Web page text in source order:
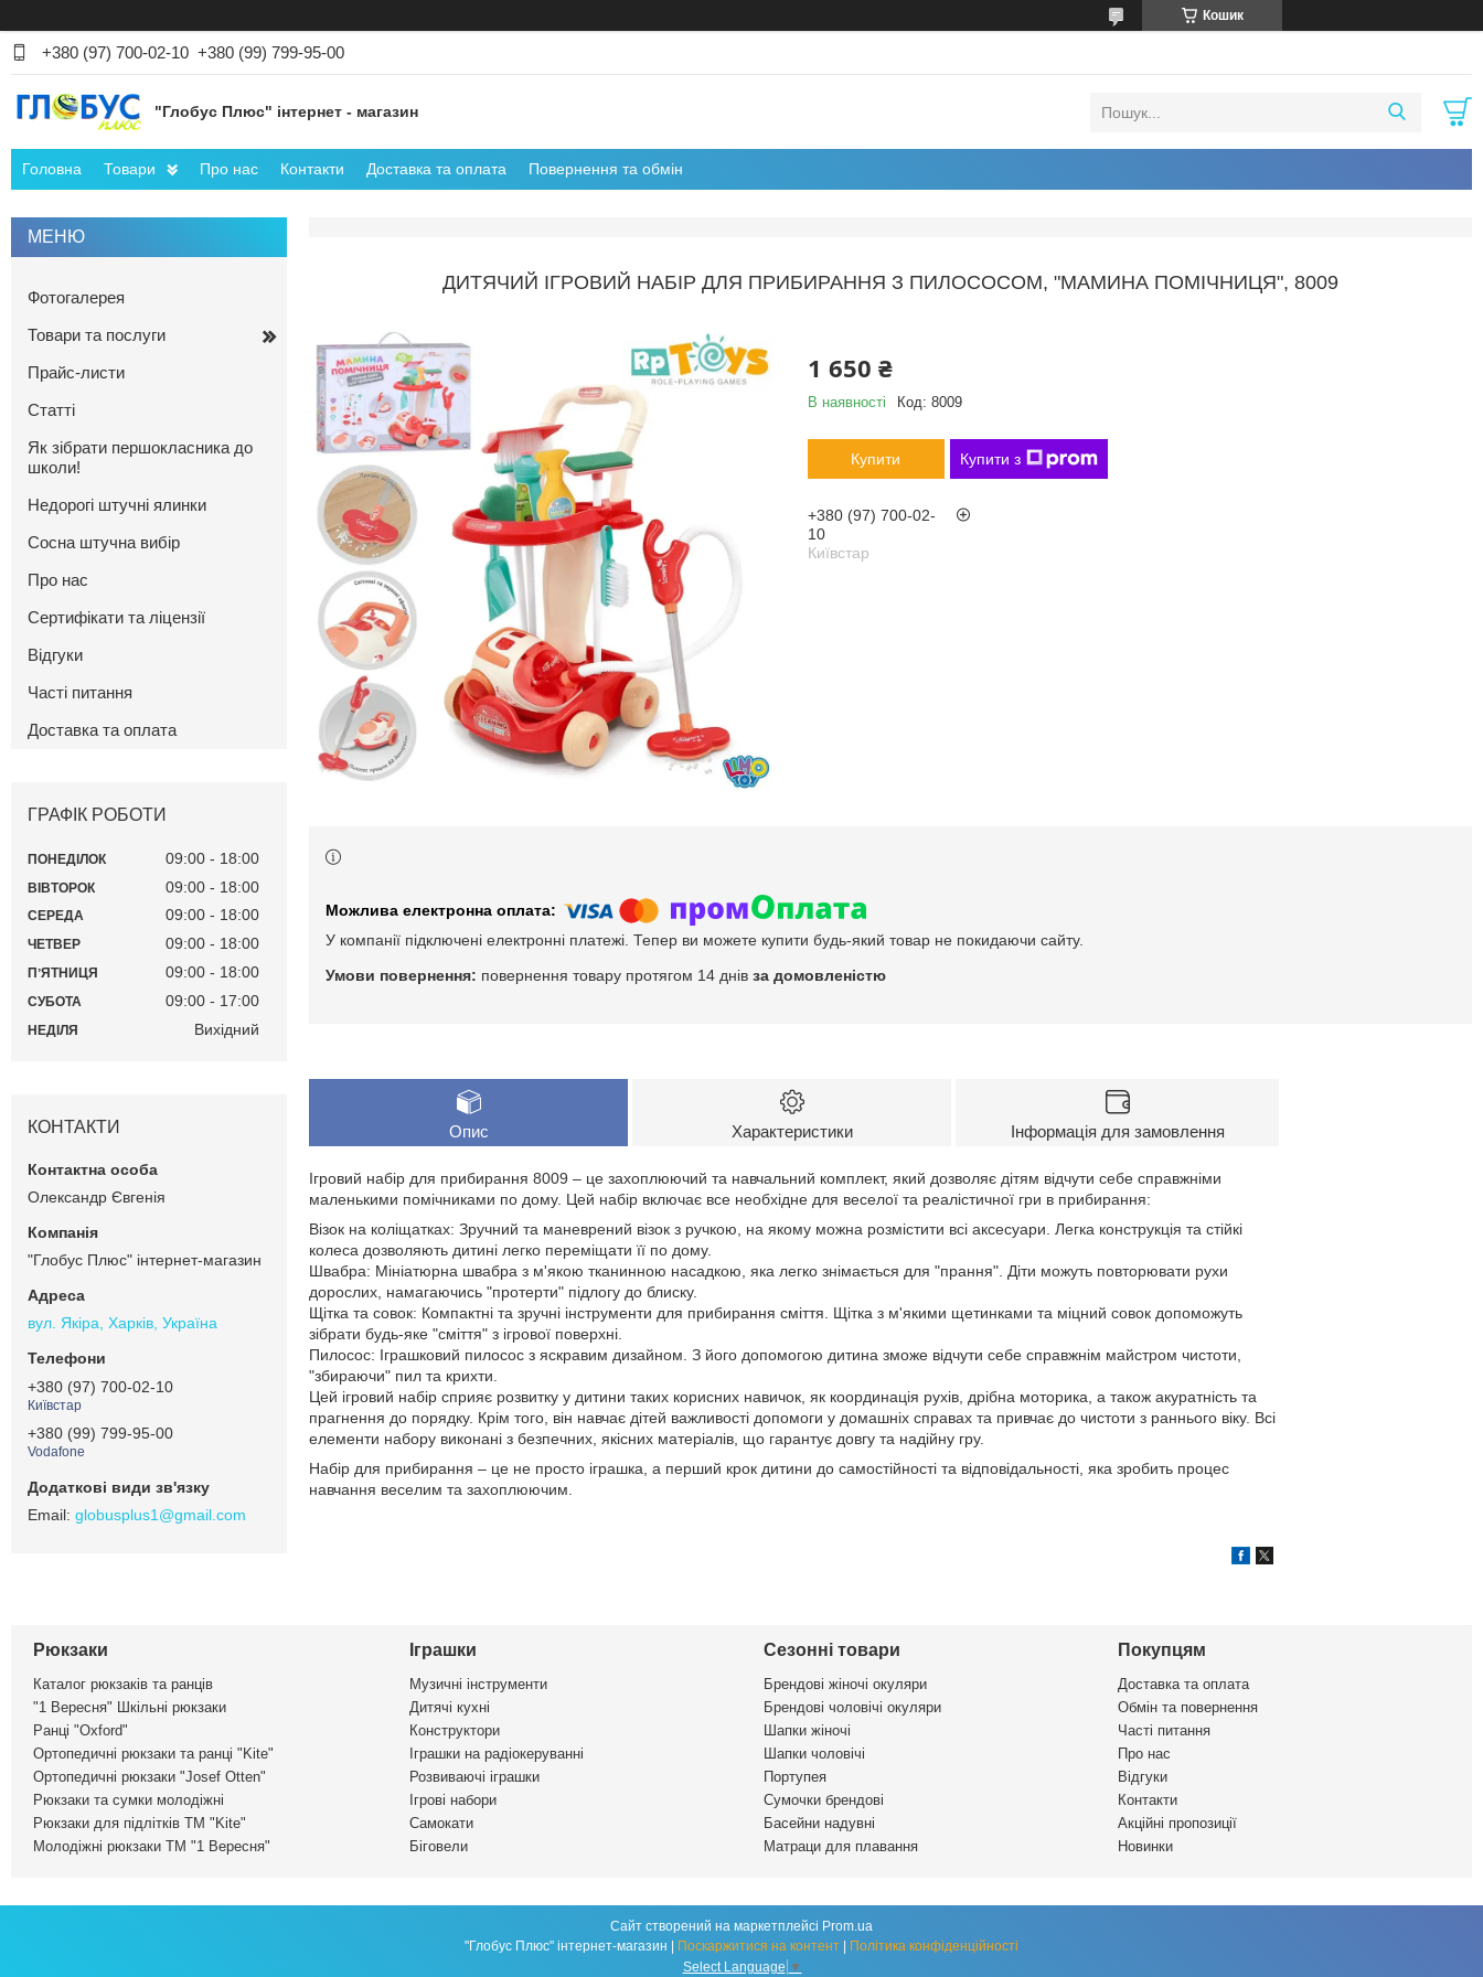
Кошик
+380 (97) 700-02-10 +380 (99) 799-95-00
"Глобус Плюс" інтернет - магазин
Головна Товари Про нас Контакти Доставка та оплата Повернення та обмін
ДИТЯЧИЙ ІГРОВИЙ НАБІР ДЛЯ ПРИБИРАННЯ З ПИЛОСОСОМ, "МАМИНА ПОМІЧНИЦЯ", 8009
1 650 ₴
В наявності Код: 8009
Купити Купити з
+380 (97) 700-02-
10
Київстар
У компанії підключені електронні платежі. Тепер ви можете купити будь-який товар не покидаючи сайту.
повернення товару протягом 14 днів за домовленістю
Опис Характеристики Інформація для замовлення
Ігровий набір для прибирання 8009 – це захоплюючий та навчальний комплект, який дозволяє дітям відчути себе справжніми
маленькими помічниками по дому. Цей набір включає все необхідне для веселої та реалістичної гри в прибирання:
Візок на коліщатках: Зручний та маневрений візок з ручкою, на якому можна розмістити всі аксесуари. Легка конструкція та стійкі
колеса дозволяють дитині легко переміщати її по дому.
Швабра: Мініатюрна швабра з м'якою тканинною насадкою, яка легко знімається для "прання". Діти можуть повторювати рухи
дорослих, намагаючись "протерти" підлогу до блиску.
Щітка та совок: Компактні та зручні інструменти для прибирання сміття. Щітка з м'якими щетинками та міцний совок допоможуть
зібрати будь-яке "сміття" з ігрової поверхні.
Пилосос: Іграшковий пилосос з яскравим дизайном. З його допомогою дитина зможе відчути себе справжнім майстром чистоти,
"збираючи" пил та крихти.
Цей ігровий набір сприяє розвитку у дитини таких корисних навичок, як координація рухів, дрібна моторика, а також акуратність та
прагнення до порядку. Крім того, він навчає дітей важливості допомоги у домашніх справах та привчає до чистоти з раннього віку. Всі
елементи набору виконані з безпечних, якісних матеріалів, що гарантує довгу та надійну гру.
Набір для прибирання – це не просто іграшка, а перший крок дитини до самостійності та відповідальності, яка зробить процес
навчання веселим та захоплюючим.
Фотогалерея
Товари та послуги
Прайс-листи
Статті
Як зібрати першокласника до
школи!
Недорогі штучні ялинки
Сосна штучна вибір
Про нас
Сертифікати та ліцензії
Відгуки
Часті питання
Доставка та оплата
ГРАФІК РОБОТИ
ПОНЕДІЛОК 09:00 18:00
ВІВТОРОК 09:00 18:00
СЕРЕДА 09:00 18:00
ЧЕТВЕР 09:00 18:00
ПʼЯТНИЦЯ 09:00 18:00
СУБОТА 09:00 17:00
НЕДІЛЯ Вихідний
КОНТАКТИ
Олександр Євгенія
"Глобус Плюс" інтернет-магазин
вул. Якіра, Харків, Україна
+380 (97) 700-02-10
Київстар
+380 (99) 799-95-00
Vodafone
globusplus1@gmail.com
Рюкзаки
Каталог рюкзаків та ранців
"1 Вересня" Шкільні рюкзаки
Ранці "Oxford"
Ортопедичні рюкзаки та ранці "Kite"
Ортопедичні рюкзаки "Josef Otten"
Рюкзаки та сумки молодіжні
Рюкзаки для підлітків ТМ "Kite"
Молодіжні рюкзаки ТМ "1 Вересня"
Іграшки
Музичні інструменти
Дитячі кухні
Конструктори
Іграшки на радіокеруванні
Розвиваючі іграшки
Ігрові набори
Самокати
Біговели
Сезонні товари
Брендові жіночі окуляри
Брендові чоловічі окуляри
Шапки жіночі
Шапки чоловічі
Портупея
Сумочки брендові
Басейни надувні
Матраци для плавання
Покупцям
Доставка та оплата
Обмін та повернення
Часті питання
Про нас
Відгуки
Контакти
Акційні пропозиції
Новинки
Сайт створений на маркетплейсі Prom.ua
Поскаржитися на контент
Політика конфіденційності
Select Language ▼